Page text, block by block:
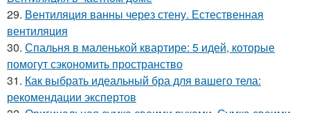
29. Вентиляция ванны через стену. Естественная
вентиляция
30. Спальня в маленькой квартире: 5 идей, которые
помогут сэкономить пространство
31. Как выбрать идеальный бра для вашего тела:
рекомендации экспертов